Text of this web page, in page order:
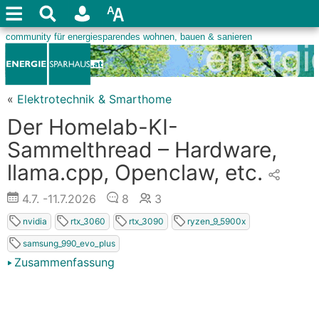
« Elektrotechnik & Smarthome
Der Homelab-KI-
Sammelthread – Hardware,
llama.cpp, Openclaw, etc.
4.7. -11.7.2026 8 3
nvidia rtx_3060 rtx_3090 ryzen_9_5900x
samsung_990_evo_plus
Zusammenfassung